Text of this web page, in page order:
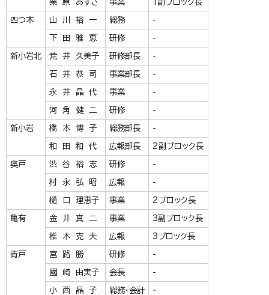
四つ木 山 川 裕 一 総務 -
下 田 雅 恵 研修 -
新小岩北 荒 井 久美子 研修部長 -
石 井 恭 司 事業部長 -
永 井 晶 代 事業 -
河 角 健 二 研修 -
新小岩 橋 本 博 子 総務部長 -
和 田 和 代 広報部長 2副ブロック長
奥戸 渋 谷 裕 志 研修 -
村 永 弘 昭 広報 -
樋 口 理恵子 事業 2ブロック長
亀有 金 井 真 二 事業 3副ブロック長
椎 木 克 夫 広報 3ブロック長
青戸 宮 路 勝 研修 -
國 崎 由実子 会長 -
小 西 晶 子 総務・会計 ‐